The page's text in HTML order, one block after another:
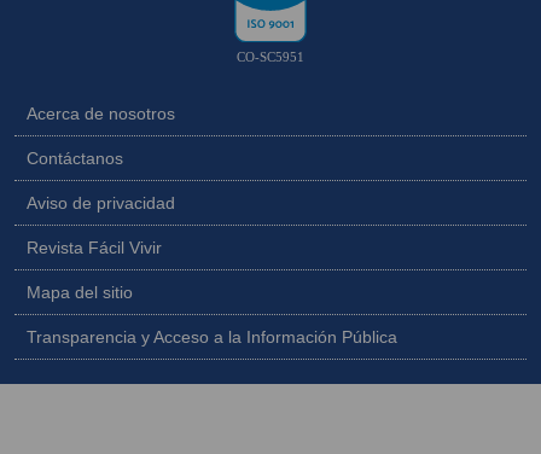
CO-SC5951
Acerca de nosotros
Contáctanos
Aviso de privacidad
Revista Fácil Vivir
Mapa del sitio
Transparencia y Acceso a la Información Pública